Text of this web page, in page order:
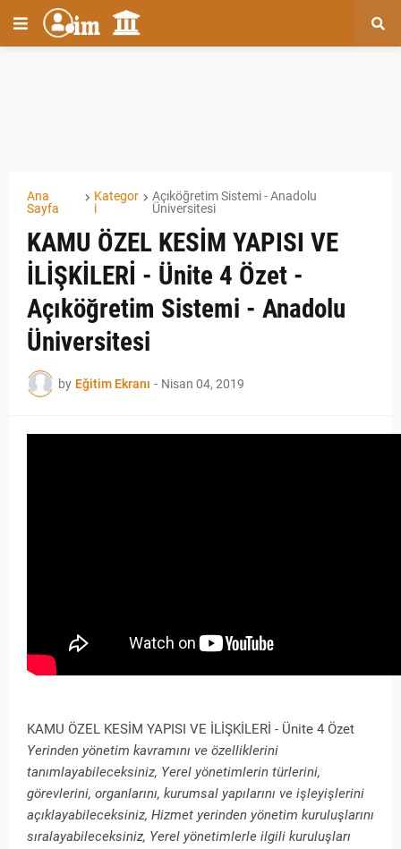
Ana
Sayfa
Kategor
i
Açıköğretim Sistemi - Anadolu
Üniversitesi
KAMU ÖZEL KESİM YAPISI VE
İLİŞKİLERİ - Ünite 4 Özet -
Açıköğretim Sistemi - Anadolu
Üniversitesi
by Eğitim Ekranı - Nisan 04, 2019
KAMU ÖZEL KESİM YAPISI VE İLİŞKİLERİ - Ünite 4 Özet
Yerinden yönetim kavramını ve özelliklerini
tanımlayabileceksiniz, Yerel yönetimlerin türlerini,
görevlerini, organlarını, kurumsal yapılarını ve işleyişlerini
açıklayabileceksiniz, Hizmet yerinden yönetim kuruluşlarını
sıralayabileceksiniz, Yerel yönetimlerle ilgili kuruluşları